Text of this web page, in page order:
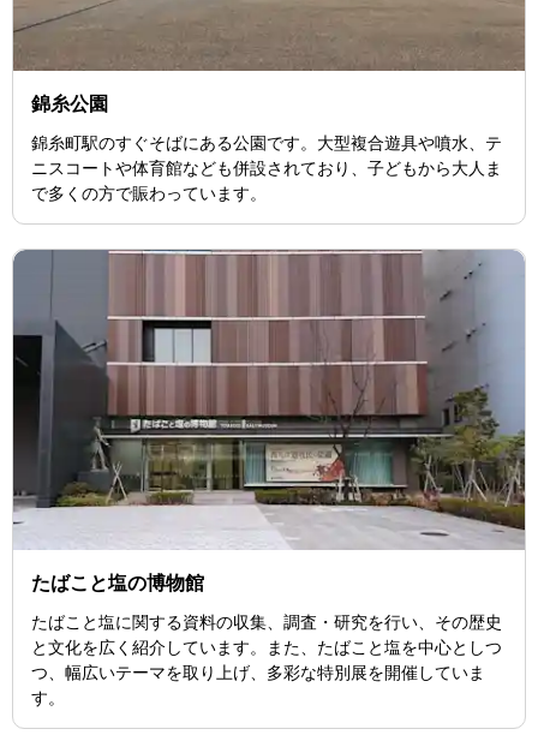
錦糸公園
錦糸町駅のすぐそばにある公園です。大型複合遊具や噴水、テ
ニスコートや体育館なども併設されており、子どもから大人ま
で多くの方で賑わっています。
たばこと塩の博物館
たばこと塩に関する資料の収集、調査・研究を行い、その歴史
と文化を広く紹介しています。また、たばこと塩を中心としつ
つ、幅広いテーマを取り上げ、多彩な特別展を開催していま
す。